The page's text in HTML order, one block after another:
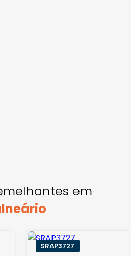
em
SRAP3727